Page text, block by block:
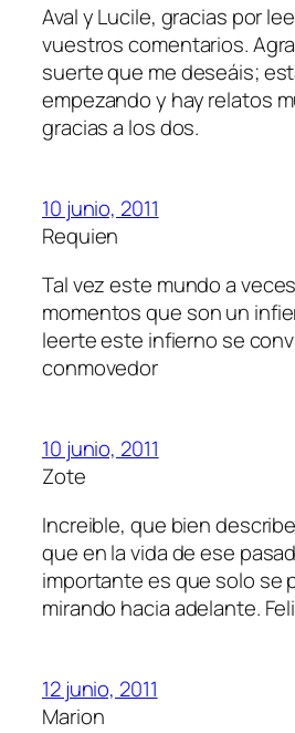
Aval y Lucile, gracias por
vuestros comentarios.
suerte que me deseáis;
empezando y hay relatos
gracias a los dos.
10 junio, 2011
Requien
Tal vez este mundo a
momentos que son un
leerte este infierno se
conmovedor
10 junio, 2011
Zote
Increible, que bien
que en la vida de ese
importante es que solo se
mirando hacia adelante.
12 junio, 2011
Marion